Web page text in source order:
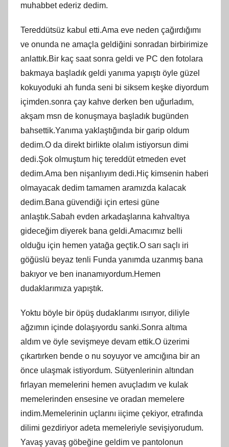
muhabbet ederiz dedim.
Tereddütsüz kabul etti.Ama eve neden çağırdığımı
ve onunda ne amaçla geldiğini sonradan birbirimize
anlattık.Bir kaç saat sonra geldi ve PC den fotolara
bakmaya başladık geldi yanıma yapıştı öyle güzel
kokuyoduki ah funda seni bi siksem keşke diyordum
içimden.sonra çay kahve derken ben uğurladım,
akşam msn de konuşmaya başladık bugünden
bahsettik.Yanıma yaklaştığında bir garip oldum
dedim.O da direkt birlikte olalım istiyorsun dimi
dedi.Şok olmuştum hiç tereddüt etmeden evet
dedim.Ama ben nişanlıyım dedi.Hiç kimsenin haberi
olmayacak dedim tamamen aramızda kalacak
dedim.Bana güvendiği için ertesi güne
anlaştık.Sabah evden arkadaşlarına kahvaltıya
gideceğim diyerek bana geldi.Amacımız belli
olduğu için hemen yatağa geçtik.O sarı saçlı iri
göğüslü beyaz tenli Funda yanımda uzanmış bana
bakıyor ve ben inanamıyordum.Hemen
dudaklarımıza yapıştık.
Yoktu böyle bir öpüş dudaklarımı ısırıyor, diliyle
ağzımın içinde dolaşıyordu sanki.Sonra altıma
aldım ve öyle sevişmeye devam ettik.O üzerimi
çıkartırken bende o nu soyuyor ve amcığına bir an
önce ulaşmak istiyordum. Sütyenlerinin altından
fırlayan memelerini hemen avuçladım ve kulak
memelerinden ensesine ve oradan memelere
indim.Memelerinin uçlarını iiçime çekiyor, etrafında
dilimi gezdiriyor adeta memeleriyle sevişiyorudum.
Yavaş yavaş göbeğine geldim ve pantolonun